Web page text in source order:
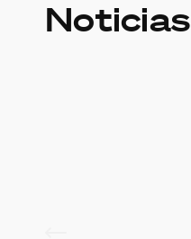
Noticias